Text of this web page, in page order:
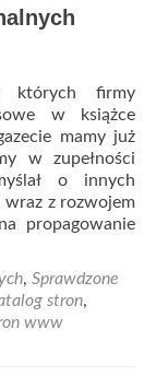
których firmy
w książce
mamy już
w zupełności
o innych
wraz z rozwojem
propagowanie
, Sprawdzone
stron,
www